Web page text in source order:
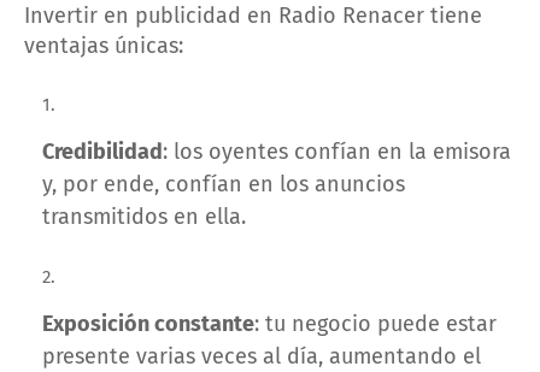
Invertir en publicidad en Radio Renacer tiene
ventajas únicas:
Credibilidad: los oyentes confían en la emisora
y, por ende, confían en los anuncios
transmitidos en ella.
Exposición constante: tu negocio puede estar
presente varias veces al día, aumentando el